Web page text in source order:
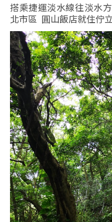
搭乘捷運淡水線往淡水
北市區 圓山飯店就住佇